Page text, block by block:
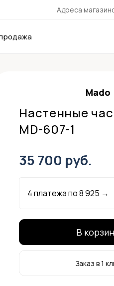
Адреса
Mado
Настенные
MD-607-1
35 700 руб.
4 платежа по8 925 →
В
Заказ в 1